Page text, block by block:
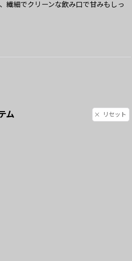
繊細でクリーンな飲み口で甘みもしっ
ム リセット